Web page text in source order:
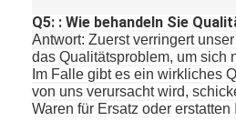
Q5: : Wie behandeln Sie
Antwort: Zuerst verringert
das Qualitätsproblem, um sich
Im Falle gibt es ein wirkliches
von uns verursacht wird,
Waren für Ersatz oder erstatten